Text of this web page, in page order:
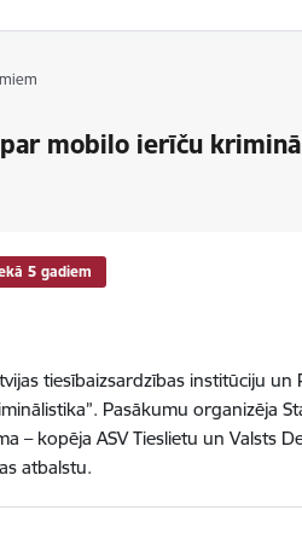
mobilo ierīču
5 gadiem
tiesībaizsardzības institūciju
Pasākumu organizēja
– kopēja ASV Tieslietu un Valsts
atbalstu.